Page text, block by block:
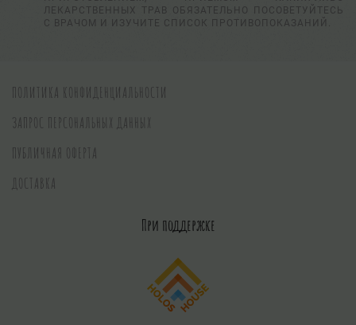
ЛЕКАРСТВЕННЫХ ТРАВ ОБЯЗАТЕЛЬНО ПОСОВЕТУЙТЕСЬ
С ВРАЧОМ И ИЗУЧИТЕ СПИСОК ПРОТИВОПОКАЗАНИЙ.
ПОЛИТИКА КОНФИДЕНЦИАЛЬНОСТИ
ЗАПРОС ПЕРСОНАЛЬНЫХ ДАННЫХ
ПУБЛИЧНАЯ ОФЕРТА
ДОСТАВКА
При поддержке